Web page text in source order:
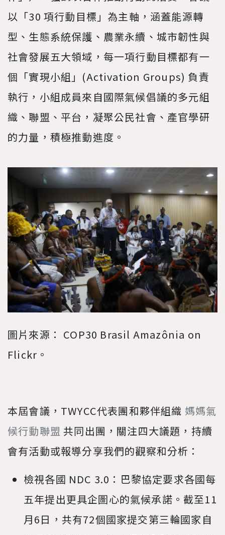
以「30 項行動目標」為主軸，涵蓋能源轉
型、生態系統保護、農業永續、城市韌性與
社會發展五大領域，每一項行動目標都有一
個「實現小組」(Activation Groups) 負責
執行，小組成員來自國際氣候倡議的多元組
織、聯盟、平台，凝聚公民社會、產官學研
的力量，積極推動進度。
圖片來源： COP30 Brasil Amazônia on
Flickr。
本屆會議，TWYCC代表團和夥伴組織 媽媽氣
候行動聯盟 共同出團，關注四大議題，持續
會有活動或報導分享我們的觀察和分析：
檢視各國 NDC 3.0：巴黎協定要求各國每
五年提出更具企圖心的氣候承諾。截至11
月6日，共有72個國家提交第三輪國家自